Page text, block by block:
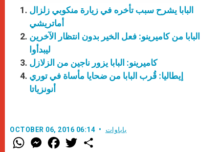
البابا يشرح سبب تأخره في زيارة منكوبي زلزال
أماتريشي
البابا من كاميرينو: فعل الخير بدون انتظار الآخرين
ليبدأوا
كاميرينو: البابا يزور ناجين من الزلازل
إيطاليا: قُرب البابا من ضحايا مأساة في توري
أنونزياتا
OCTOBER 06, 2016 06:14 باباوات
W
h
M
e
F
a w